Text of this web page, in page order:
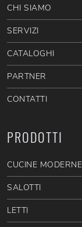
CHI SIAMO
SERVIZI
CATALOGHI
PARTNER
CONTATTI
PRODOTTI
CUCINE MODERNE
SALOTTI
LETTI